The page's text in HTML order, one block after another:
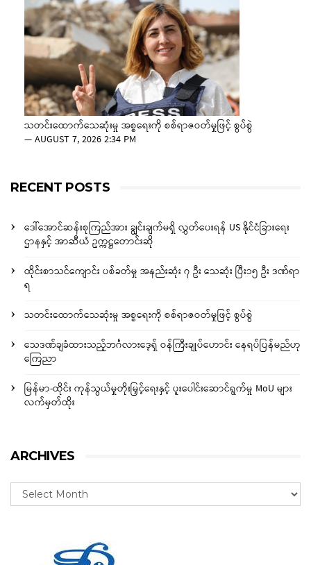
သတင်းထောက်သေဆုံးမှု အစ္စရေးကို စစ်ရာဇဝတ်မှုဖြင့် စွပ်စွဲ
—AUGUST 7, 2026 2:34 PM
RECENT POSTS
ဒေါ်အောင်ဆန်းစုကြည်အား ချွင်းချက်မရှိ လွှတ်ပေးရန် US နိုင်ငံခြားရေး
ဌာနနှင့် အာဆီယံ ဥက္ကဋ္ဌတောင်းဆို
ထိုင်းစာသင်ကျောင်း ပစ်ခတ်မှု အနည်းဆုံး ၇ ဦး သေဆုံး ပြီး၁၅ ဦး ဒဏ်ရာ
ရ
သတင်းထောက်သေဆုံးမှု အစ္စရေးကို စစ်ရာဇဝတ်မှုဖြင့် စွပ်စွဲ
သေဒဏ်ချခံထားသည့်ဘင်္ဂလားဒေ့ရှ် ဝန်ကြီးချုပ်ဟောင်း နေရပ်ပြန်မည်ဟု
ကြေညာ
မြန်မာ-ထိုင်း ကုန်သွယ်မှုတိုးမြှင့်ရေးနှင့် ပူးပေါင်းဆောင်ရွက်မှု MoU များ
လက်မှတ်ထိုး
ARCHIVES